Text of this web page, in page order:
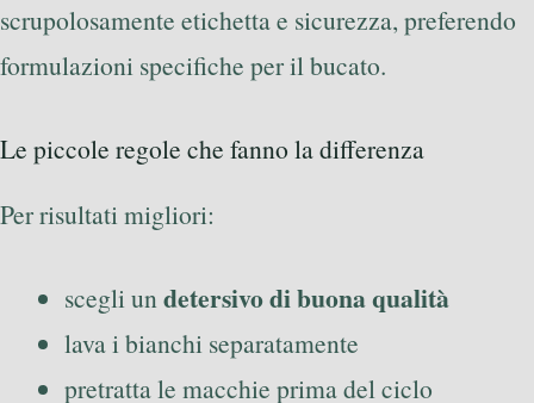
scrupolosamente etichetta e sicurezza, preferendo
formulazioni specifiche per il bucato.
Le piccole regole che fanno la differenza
Per risultati migliori:
scegli undetersivo di buona qualità
lava i bianchi separatamente
pretratta le macchie prima del ciclo